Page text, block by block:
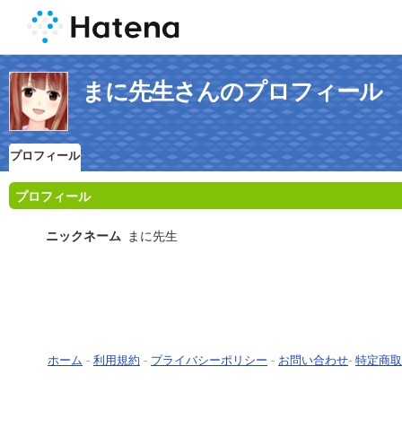
まに先生さんのプロフィール
プロフィール
プロフィール
ニックネーム まに先生
ホーム - 利用規約 - プライバシーポリシー - お問い合わせ- 特定商